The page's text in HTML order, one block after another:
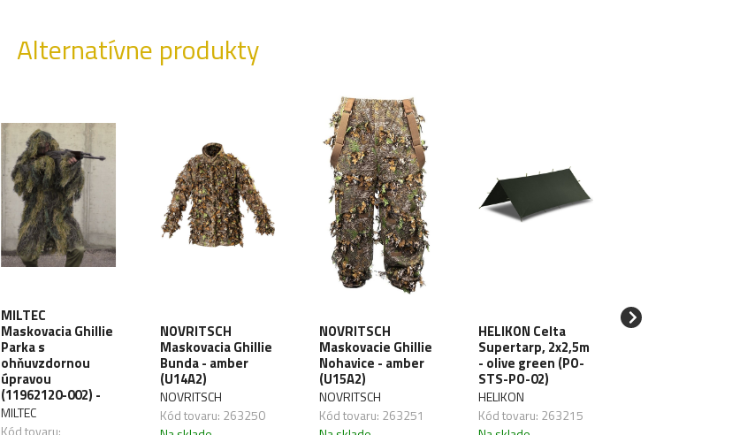
Alternatívne produkty
MILTEC
Maskovacia Ghillie
Parka s
ohňuvzdornou
úpravou
(11962120-002) -
MILTEC
Kód tovaru:
NOVRITSCH
Maskovacia Ghillie
Bunda - amber
(U14A2)
NOVRITSCH
Kód tovaru: 263250
NOVRITSCH
Maskovacie Ghillie
Nohavice - amber
(U15A2)
NOVRITSCH
Kód tovaru: 263251
HELIKON Celta
Supertarp, 2x2,5m
- olive green (PO-
STS-PO-02)
HELIKON
Kód tovaru: 263215
HELIKON Celta